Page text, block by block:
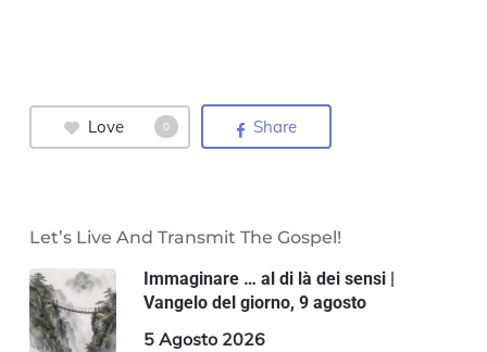
Love 0 Share
Let’s Live And Transmit The Gospel!
Immaginare … al di là dei sensi |
Vangelo del giorno, 9 agosto
5 Agosto 2026